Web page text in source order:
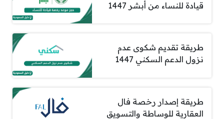
قيادة للنساء من أبشر 1447
طريقة تقديم شكوى عدم
نزول الدعم السكني 1447
طريقة إصدار رخصة فال
العقارية للوساطة والتسويق